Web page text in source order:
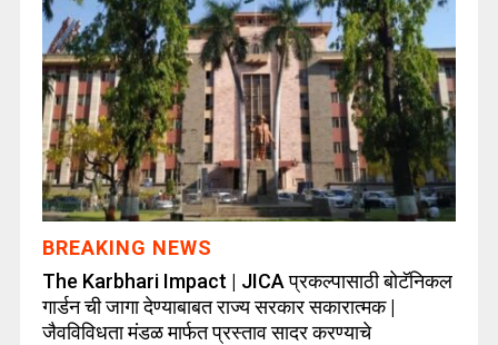
BREAKING NEWS
The Karbhari Impact | JICA प्रकल्पासाठी बोटॅनिकल
गार्डन ची जागा देण्याबाबत राज्य सरकार सकारात्मक |
जैवविविधता मंडळ मार्फत प्रस्ताव सादर करण्याचे